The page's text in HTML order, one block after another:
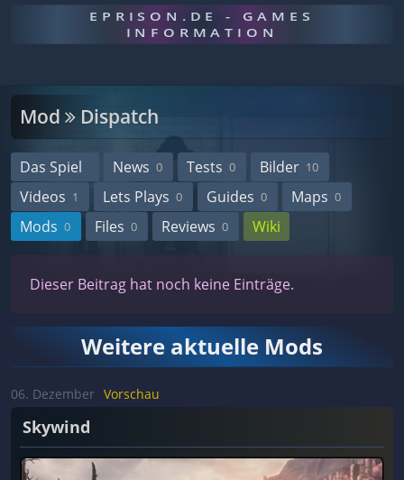
EPRISON.DE - GAMES
INFORMATION
Mod Dispatch
Das Spiel News 0 Tests 0 Bilder 10
Videos 1 Lets Plays 0 Guides 0 Maps 0
Mods 0 Files 0 Reviews 0 Wiki
Dieser Beitrag hat noch keine Einträge.
Weitere aktuelle Mods
06. Dezember Vorschau
Skywind